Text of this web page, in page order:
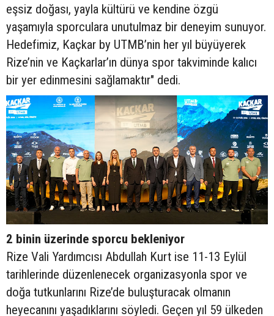
eşsiz doğası, yayla kültürü ve kendine özgü
yaşamıyla sporculara unutulmaz bir deneyim sunuyor.
Hedefimiz, Kaçkar by UTMB’nin her yıl büyüyerek
Rize’nin ve Kaçkarlar’ın dünya spor takviminde kalıcı
bir yer edinmesini sağlamaktır" dedi.
2 binin üzerinde sporcu bekleniyor
Rize Vali Yardımcısı Abdullah Kurt ise 11-13 Eylül
tarihlerinde düzenlenecek organizasyonla spor ve
doğa tutkunlarını Rize’de buluşturacak olmanın
heyecanını yaşadıklarını söyledi. Geçen yıl 59 ülkeden